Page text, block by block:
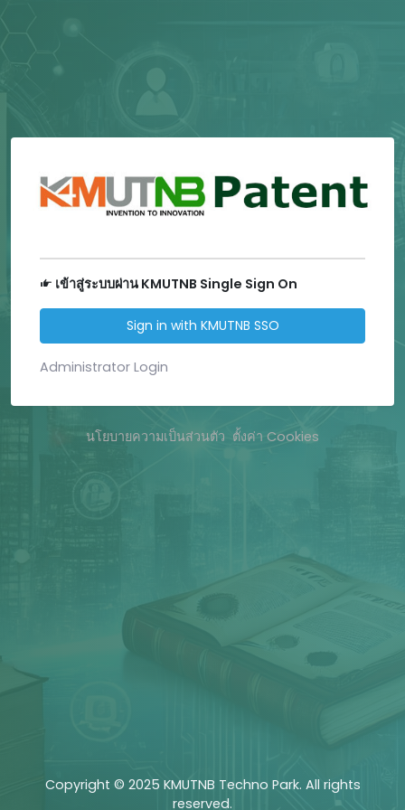
เข้าสู่ระบบผ่าน KMUTNB Single Sign On
Sign in with KMUTNB SSO
Administrator Login
นโยบายความเป็นส่วนตัว ตั้งค่า Cookies
Copyright © 2025 KMUTNB Techno Park. All rights
reserved.